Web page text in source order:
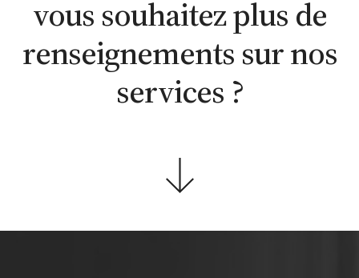
vous souhaitez plus de
renseignements sur nos
services ?